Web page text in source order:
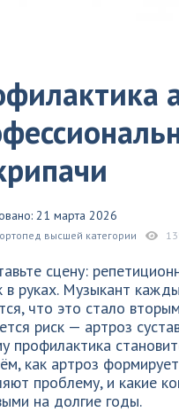
21 марта 2026
высшей категории
сцену:
в руках. Музыкант
что это стало
риск — артроз
профилактика
как артроз
проблему, и какие
на долгие годы.